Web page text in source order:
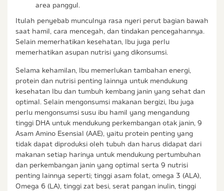
area panggul.
Itulah penyebab munculnya rasa nyeri perut bagian bawah
saat hamil, cara mencegah, dan tindakan pencegahannya.
Selain memerhatikan kesehatan, Ibu juga perlu
memerhatikan asupan nutrisi yang dikonsumsi.
Selama kehamilan, Ibu memerlukan tambahan energi,
protein dan nutrisi penting lainnya untuk mendukung
kesehatan Ibu dan tumbuh kembang janin yang sehat dan
optimal. Selain mengonsumsi makanan bergizi, Ibu juga
perlu mengonsumsi susu ibu hamil yang mengandung
tinggi DHA untuk mendukung perkembangan otak janin, 9
Asam Amino Esensial (AAE), yaitu protein penting yang
tidak dapat diproduksi oleh tubuh dan harus didapat dari
makanan setiap harinya untuk mendukung pertumbuhan
dan perkembangan janin yang optimal serta 9 nutrisi
penting lainnya seperti; tinggi asam folat, omega 3 (ALA),
Omega 6 (LA), tinggi zat besi, serat pangan inulin, tinggi